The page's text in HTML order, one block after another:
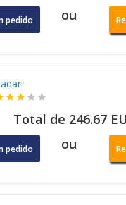
pedido ou
Total de 246.67
pedido ou